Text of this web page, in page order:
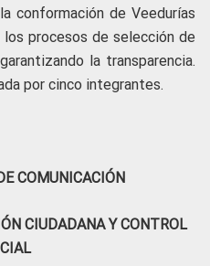
conformación de Veedurías
los procesos de selección de
la transparencia.
por cinco integrantes.
COMUNICACIÓN
CIUDADANA Y CONTROL